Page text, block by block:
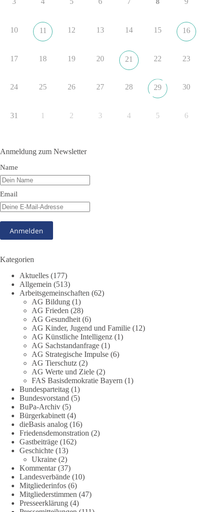
#NATO
Im Politischen Frühschoppen diskutieren die Teilnehmer das
Verhältnis von Mensch, Natur und Grundgesetz.
Beitrag der AG Strategische Impulse
Kann die Natur Träger eigener Grundrechte sein? Oder würde
eine solche Entwicklung das Fundament unseres
beschäftigte sich die Teilnehmer des Politischen
Frühschoppens der AG Strategische Impulse am 19. Juli 2026.
derzeit in Teilen der Umweltbewegung diskutierten
hinausreichen und grundlegende Fragen zum Menschenbild,
zum Rechtsstaat und zur Demokratie aufwerfen. [...]
👉 Hier weiterlesen: https://diebasis-
partei.de/2026/07/grundrechte-der-natur-ein-angriff-auf-das-
grundgesetz/
🟩🟩🟦🟦🟥🟥🟧🟧
Es ging weniger um fertige Antworten als um eine Debatte
darüber, wie Freiheit, Verantwortung, Naturschutz und
Grundrechte in einer demokratischen Gesellschaft künftig
miteinander in Einklang gebracht werden können.
#dieBasis #natur #grundrechte
7 8
DieBasis
1 Tag zuvor
10 11 12 13 14 15 16
17 18 19 20 21 22 23
24 25 26 27 28 29 30
31 1 2 3 4 5 6
Anmeldung zum Newsletter
Name
Email
Kategorien
Aktuelles (177)
Allgemein (513)
Arbeitsgemeinschaften (62)
AG Bildung (1)
AG Frieden (28)
AG Gesundheit (6)
AG Kinder, Jugend und Familie (12)
AG Künstliche Intelligenz (1)
AG Sachstandanfrage (1)
AG Strategische Impulse (6)
AG Tierschutz (2)
AG Werte und Ziele (2)
FAS Basisdemokratie Bayern (1)
Bundesparteitag (1)
Bundesvorstand (5)
BuPa-Archiv (5)
Bürgerkabinett (4)
dieBasis analog (16)
Friedensdemonstration (2)
Gastbeiträge (162)
Geschichte (13)
Ukraine (2)
Kommentar(37)
Landesverbände (10)
Mitgliederinfos (6)
Mitgliederstimmen (47)
Presseerklärung (4)